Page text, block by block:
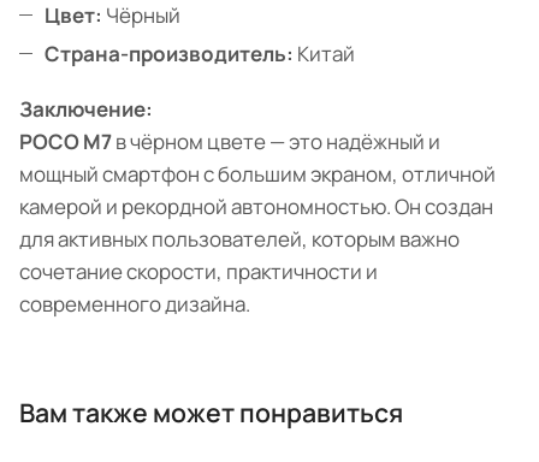
Цвет: Чёрный
Страна-производитель: Китай
Заключение:
POCO M7в чёрном цвете — это надёжный и
мощный смартфон с большим экраном, отличной
камерой и рекордной автономностью. Он создан
для активных пользователей, которым важно
сочетание скорости, практичности и
современного дизайна.
Вам также может понравиться